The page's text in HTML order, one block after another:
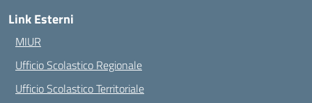
Link Esterni
MIUR
Ufficio Scolastico Regionale
Ufficio Scolastico Territoriale